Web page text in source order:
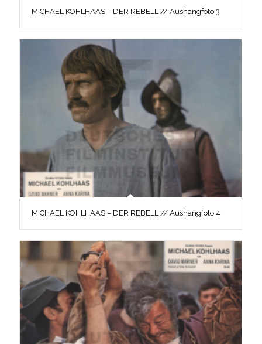
MICHAEL KOHLHAAS – DER REBELL // Aushangfoto 3
MICHAEL KOHLHAAS – DER REBELL // Aushangfoto 4